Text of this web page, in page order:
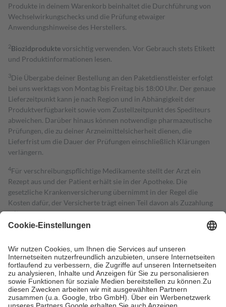
Produkte in deinem Warenkorb beinhaltet die Durchführung von
Wechselwirkungschecks und die Prüfung etwaiger
Anwendungshinweise des Herstellers.
2Biozidproduktevorsichtig verwenden. Vor Gebrauch stets Etikett
und Produktinformationen lesen.
3Die Übergabe deiner Bestellung an den Paketdienstleister erfolgt
bei uns werktags von Montag bis Freitag bis 18:00 Uhr. Der genaue
Lieferzeitpunkt kann je nach Region und in Abhängigkeit der
Produktverfügbarkeit sowie vom Zustellzeitpunkt des Spediteurs
abweichen. Darüber hinaus können notwendige pharmazeutische
Prüfungen, die zu deiner Arzneimittelsicherheit dienen, die
Lieferfrist um die Dauer der Prüfungen einschließlich Klärungen
verlängern.
4Für verschreibungspflichtige Medikamente stellt der Arzt ein
Rezept aus und der Patient erhält sie in der Apotheke. Die
gesetzliche Krankenversicherung übernimmt in der Regel die
Kosten dafür, der Versicherte trägt einen Teil davon als Zuzahlung
mit.
Grundsätzlich leisten Mitglieder Zuzahlungen in Höhe von zehn
höchstens zehn Euro.
Es sind jedoch nie mehr als die tatsächlichen
Kosten der Leistung zu entrichten.
Diese Regeln gelten grundsätzlich auch für Online-Apotheken.
Bei Heilmitteln und häuslicher Krankenpflege beträgt die
Zuzahlung zehn Prozent der Kosten sowie zehn Euro je
Verordnung.